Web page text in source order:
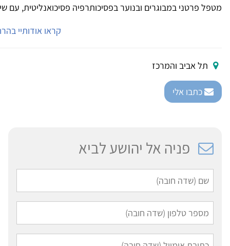
במבוגרים ובנוער בפסיכותרפיה פסיכואנליטית, עם שימת...
קראו אודותיי בהרחבה...
אביב והמרכז
אלי
פניה אל יהושע לביא